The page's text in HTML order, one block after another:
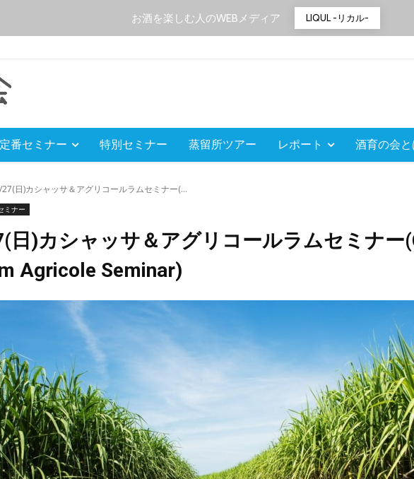
お酒を楽しむ人のWEBメディア LIQUL -リカル-
定番セミナー 特別セミナー 蒸留所ツアー レポート 酒育の会
日)カシャッサ＆アグリコールラムセミナー(...
ミナー
日)カシャッサ＆アグリコールラムセミナー
Agricole Seminar)